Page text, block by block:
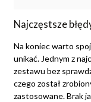
Najczęstsze
Na koniec warto
unikać. Jednym z
zestawu bez
czego został
zastosowane. Brak